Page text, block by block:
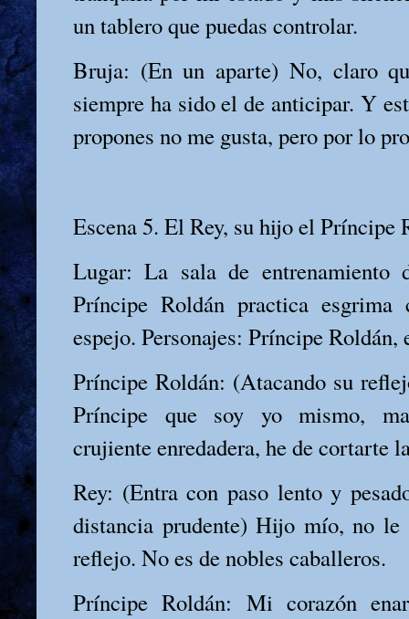
un tablero que puedas controlar.
Bruja: (En un aparte) No, claro
siempre ha sido el de anticipar. Y
propones no me gusta, pero por lo
Escena 5. El Rey, su hijo el Príncipe
Lugar: La sala de
Príncipe Roldán practica
espejo. Personajes: Príncipe
Príncipe Roldán: (Atacando su
Príncipe que soy yo mismo,
crujiente enredadera, he de cortarte
Rey: (Entra con paso lento y
distancia prudente) Hijo mío, no le
reflejo. No es de nobles caballeros.
Príncipe Roldán: Mi corazón